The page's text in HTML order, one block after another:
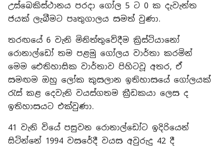
උස්බෙකිස්ථානය පරදා ගෝල 5 ට 0 ක දැවැන්ත
ජයක් ලැබීමට පෘතුගාලය සමත් වුණා.
​තරඟයේ 6 වැනි මිනිත්තුවේදීම ක්‍රිස්ටියානෝ
රොනාල්ඩෝ තම පළමු ගෝලය වාර්තා කරමින්
මෙම ඓතිහාසික වාර්තාව පිහිටවූ අතර, ඒ
සමඟම ඔහු ලෝක කුසලාන ඉතිහාසයේ ගෝලයක්
රැස් කළ දෙවැනි වයස්ගතම ක්‍රීඩකයා ලෙස ද
ඉතිහාසයට එක්වුණා.
41 වැනි වියේ පසුවන රොනාල්ඩෝට ඉදිරියෙන්
සිටින්නේ 1994 වසරේදී වයස අවුරුදු 42 දී